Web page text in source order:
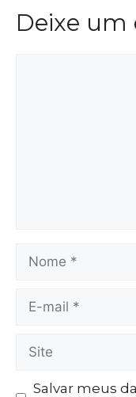
Deixe um
Salvar meus